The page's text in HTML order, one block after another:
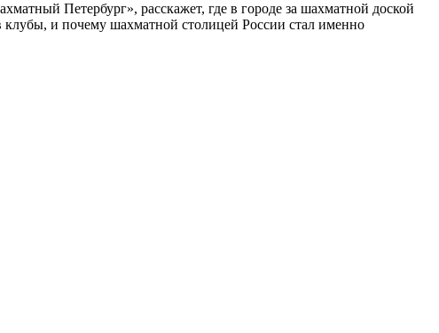
Петербург», расскажет, где в городе за шахматной доской
клубы, и почему шахматной столицей России стал именно